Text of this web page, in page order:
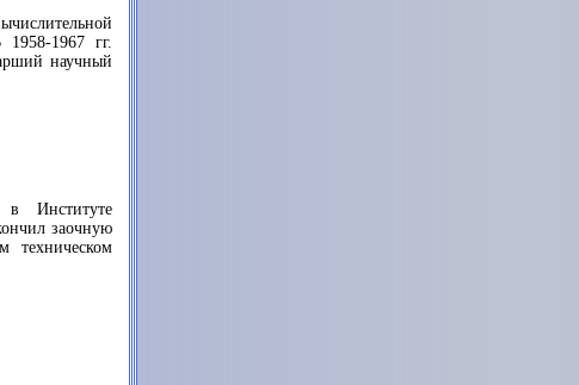
1967 гг.
научный
в Институте
заочную
техническом